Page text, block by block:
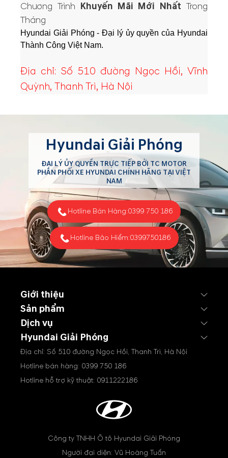
Chương Trình Khuyến Mãi Mới Nhất Trong
Tháng
Hyundai Giải Phóng - Đại lý ủy quyền của Hyundai
Thành Công Việt Nam.
Địa chỉ: Số 510 đường Ngọc Hồi, Vĩnh
Quỳnh, Thanh Trì, Hà Nội
Hyundai Giải Phóng
ĐẠI LÝ ỦY QUYỀN TRỰC TIẾP BỞI TC MOTOR
PHÂN PHỐI XE HYUNDAI CHÍNH HÃNG TẠI VIỆT
NAM
Hotline Bán Hàng:0399 750 186
Hotline Bảo Hiểm:0399750186
Giới thiệu
Sản phẩm
Dịch vụ
Hyundai Giải Phóng
Địa chỉ: Số 510 đường Ngọc Hồi, Thanh Trì, Hà Nội
Hotline bán hàng: 0399 750 186
Hotline hỗ trợ kỹ thuật: 0911222186
Công ty TNHH Ô tô Hyundai Giải Phóng
Người đại diện: Vũ Hoàng Tuấn